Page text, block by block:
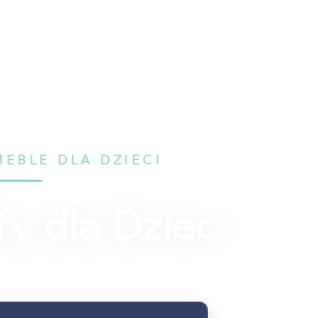
DLA DZIECI